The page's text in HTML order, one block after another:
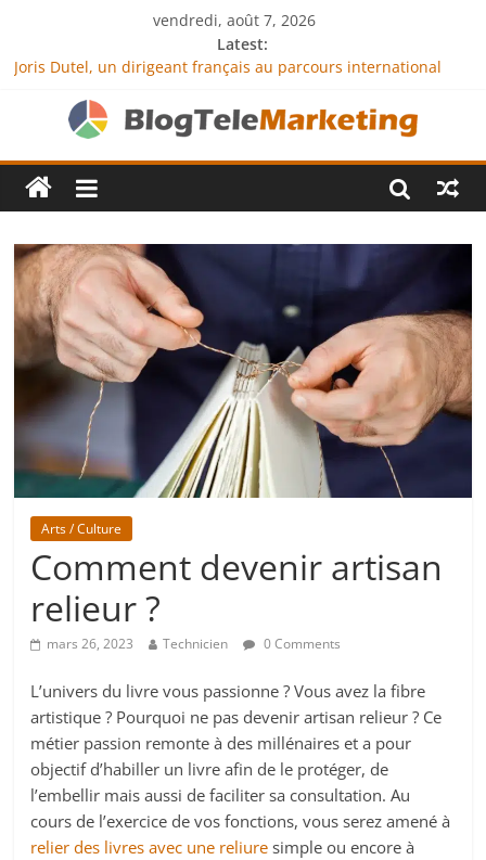
vendredi, août 7, 2026
Latest:
Joris Dutel, un dirigeant français au parcours international
Agria Assurance Animaux : comment l’entreprise se
démarque-t-elle de la concurrence ?
JCA Academy : l’excellence au service de l’indépendance
financière
Denis Bouclon : la diplomatie éducative comme moteur de
Next Terra International : des solutions logistiques au service
du commerce international
Arts / Culture
Comment devenir artisan
relieur ?
mars 26, 2023 Technicien 0 Comments
L’univers du livre vous passionne ? Vous avez la fibre
artistique ? Pourquoi ne pas devenir artisan relieur ? Ce
métier passion remonte à des millénaires et a pour
objectif d’habiller un livre afin de le protéger, de
l’embellir mais aussi de faciliter sa consultation. Au
cours de l’exercice de vos fonctions, vous serez amené à
relier des livres avec une reliure simple ou encore à